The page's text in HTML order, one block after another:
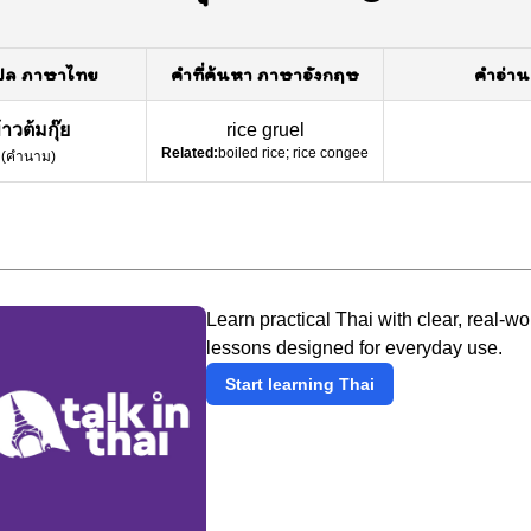
ภาษาไทย คำที่ค้นหา ภาษาอังกฤษ คำอ่าน
วต้มกุ๊ย
(คำนาม)
rice gruel
Related:boiled rice; rice congee
Learn practical Thai with clear, real-
lessons designed for everyday use.
Start learning Thai